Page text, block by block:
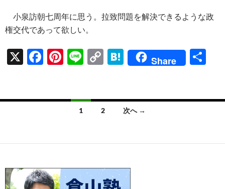
小泉訪朝七周年に思う。拉致問題を解決できるような政
権交代であって欲しい。
X
F
b
Pi
es
Li
C
y
H
n
Share
ナ
ゲ
1 2 次へ →